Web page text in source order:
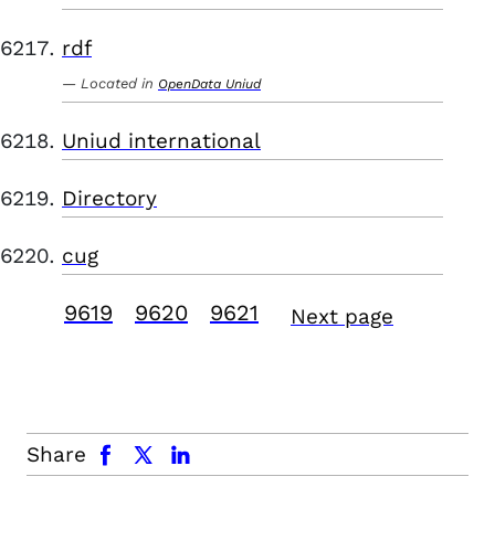
rdf
Located in OpenData Uniud
Uniud international
Directory
cug
9619 9620 9621 Next page
Share
facebook x.com linkedin